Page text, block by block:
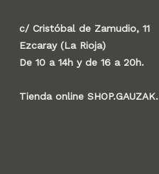
c/ Cristóbal de Zamudio, 11
Ezcaray (La Rioja)
De 10 a 14h y de 16 a 20h.
Tienda online SHOP.GAUZAK.